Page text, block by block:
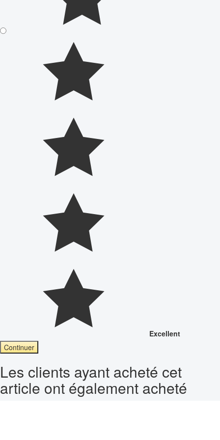
Excellent
Continuer
Les clients ayant acheté cet
article ont également acheté